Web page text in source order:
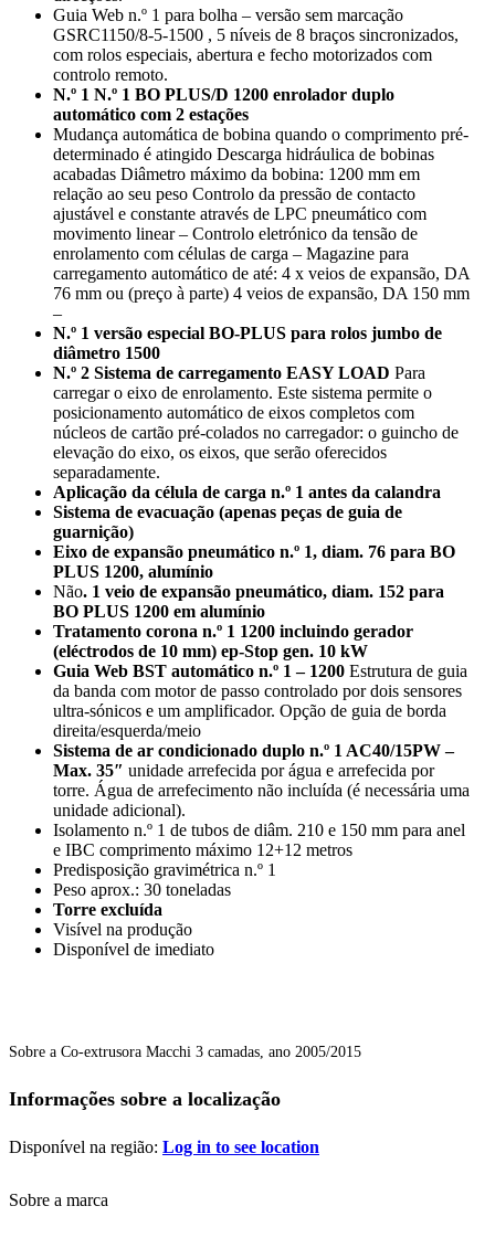
Guia Web n.º 1 para bolha – versão sem marcação
GSRC1150/8-5-1500 , 5 níveis de 8 braços sincronizados,
com rolos especiais, abertura e fecho motorizados com
controlo remoto.
N.º 1 N.º 1 BO PLUS/D 1200 enrolador duplo
automático com 2 estações
Mudança automática de bobina quando o comprimento pré-
determinado é atingido Descarga hidráulica de bobinas
acabadas Diâmetro máximo da bobina: 1200 mm em
relação ao seu peso Controlo da pressão de contacto
ajustável e constante através de LPC pneumático com
movimento linear – Controlo eletrónico da tensão de
enrolamento com células de carga – Magazine para
carregamento automático de até: 4 x veios de expansão, DA
76 mm ou (preço à parte) 4 veios de expansão, DA 150 mm
–
N.º 1 versão especial BO-PLUS para rolos jumbo de
diâmetro 1500
N.º 2 Sistema de carregamento EASY LOAD Para
carregar o eixo de enrolamento. Este sistema permite o
posicionamento automático de eixos completos com
núcleos de cartão pré-colados no carregador: o guincho de
elevação do eixo, os eixos, que serão oferecidos
separadamente.
Aplicação da célula de carga n.º 1 antes da calandra
Sistema de evacuação (apenas peças de guia de
guarnição)
Eixo de expansão pneumático n.º 1, diam. 76 para BO
PLUS 1200, alumínio
Não. 1 veio de expansão pneumático, diam. 152 para
BO PLUS 1200 em alumínio
Tratamento corona n.º 1 1200 incluindo gerador
(eléctrodos de 10 mm) ep-Stop gen. 10 kW
Guia Web BST automático n.º 1 – 1200 Estrutura de guia
da banda com motor de passo controlado por dois sensores
ultra-sónicos e um amplificador. Opção de guia de borda
direita/esquerda/meio
Sistema de ar condicionado duplo n.º 1 AC40/15PW –
Max. 35″ unidade arrefecida por água e arrefecida por
torre. Água de arrefecimento não incluída (é necessária uma
unidade adicional).
Isolamento n.º 1 de tubos de diâm. 210 e 150 mm para anel
e IBC comprimento máximo 12+12 metros
Predisposição gravimétrica n.º 1
Peso aprox.: 30 toneladas
Torre excluída
Visível na produção
Disponível de imediato
Sobre a Co-extrusora Macchi 3 camadas, ano 2005/2015
Informações sobre a localização
Disponível na região: Log in to see location
Sobre a marca